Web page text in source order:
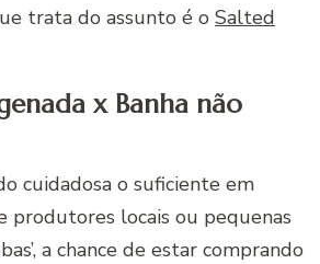
trata do assunto é o Salted
x Banha não
cuidadosa o suficiente em
produtores locais ou pequenas
a chance de estar comprando